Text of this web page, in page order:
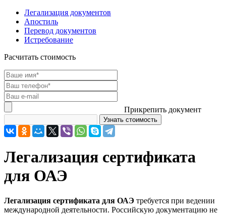
Легализация документов
Апостиль
Перевод документов
Истребование
Расчитать стоимость
Прикрепить документ
Легализация сертификата
для ОАЭ
Легализация сертификата для ОАЭ требуется при ведении
международной деятельности. Российскую документацию не